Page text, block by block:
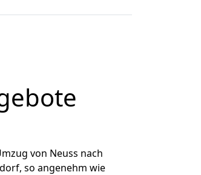
von Neuss nach
so angenehm wie